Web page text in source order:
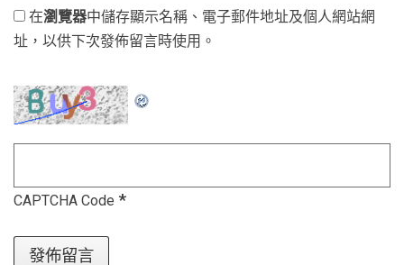
在瀏覽器中儲存顯示名稱、電子郵件地址及個人網站網
址，以供下次發佈留言時使用。
CAPTCHA Code *